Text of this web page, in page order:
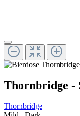
Thornbridge -
Thornbridge